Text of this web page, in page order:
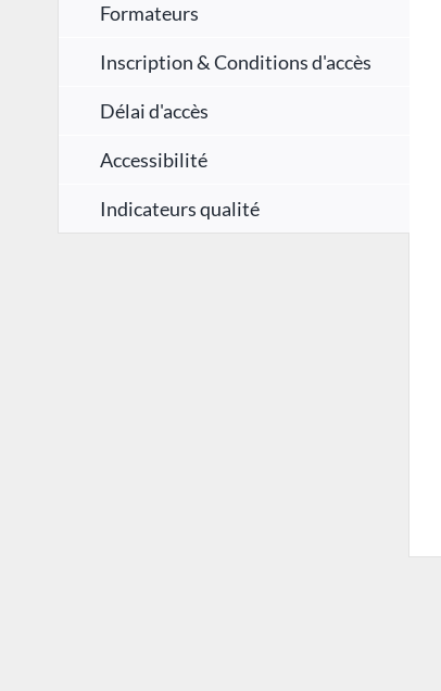
Formateurs
Inscription & Conditions d'accès
Délai d'accès
Accessibilité
Indicateurs qualité